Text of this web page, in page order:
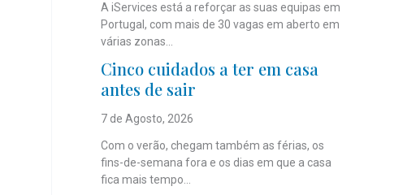
A iServices está a reforçar as suas equipas em
Portugal, com mais de 30 vagas em aberto em
várias zonas...
Cinco cuidados a ter em casa
antes de sair
7 de Agosto, 2026
Com o verão, chegam também as férias, os
fins-de-semana fora e os dias em que a casa
fica mais tempo...